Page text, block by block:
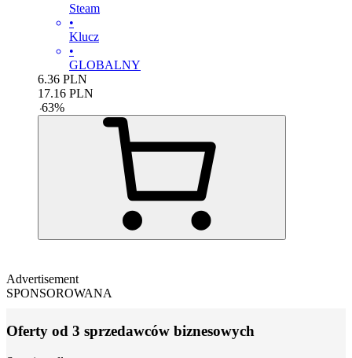
Steam
•
Klucz
•
GLOBALNY
6.36 PLN
17.16 PLN
-63%
Advertisement
SPONSOROWANA
Oferty od 3 sprzedawców biznesowych